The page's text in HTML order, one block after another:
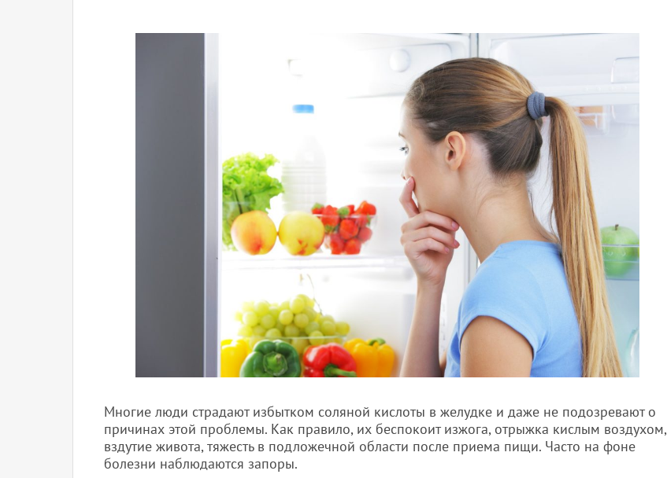
Многие люди страдают избытком соляной кислоты в желудке и даже не подозревают о
причинах этой проблемы. Как правило, их беспокоит изжога, отрыжка кислым воздухом,
вздутие живота, тяжесть в подложечной области после приема пищи. Часто на фоне
болезни наблюдаются запоры.